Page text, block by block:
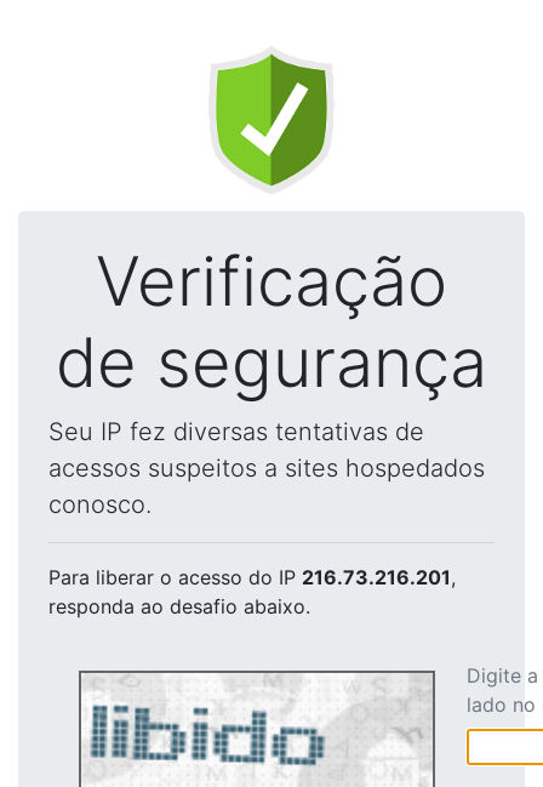
Verificação
de segurança
Seu IP fez diversas tentativas de
acessos suspeitos a sites hospedados
conosco.
Para liberar o acesso do IP 216.73.216.201,
responda ao desafio abaixo.
Digite
lado no